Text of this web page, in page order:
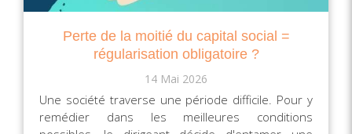
Perte de la moitié du capital social =
régularisation obligatoire ?
14 Mai 2026
Une société traverse une période difficile. Pour y
remédier dans les meilleures conditions